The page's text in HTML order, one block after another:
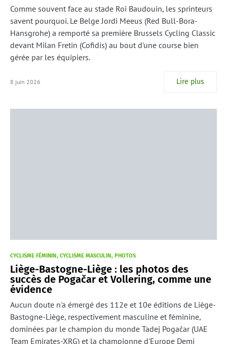
Comme souvent face au stade Roi Baudouin, les sprinteurs
savent pourquoi. Le Belge Jordi Meeus (Red Bull-Bora-
Hansgrohe) a remporté sa première Brussels Cycling Classic
devant Milan Fretin (Cofidis) au bout d'une course bien
gérée par les équipiers.
8 juin 2026 Lire plus
CYCLISME FÉMININ CYCLISME MASCULIN PHOTOS
Liège-Bastogne-Liège : les photos des
succès de Pogačar et Vollering, comme une
évidence
Aucun doute n'a émergé des 112e et 10e éditions de Liège-
Bastogne-Liège, respectivement masculine et féminine,
dominées par le champion du monde Tadej Pogačar (UAE
Team Emirates-XRG) et la championne d'Europe Demi